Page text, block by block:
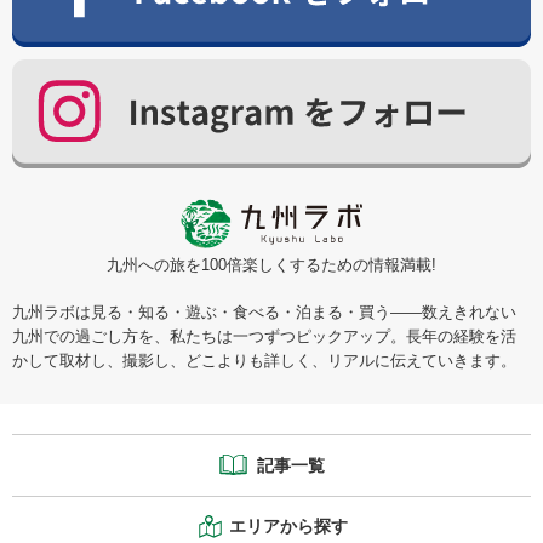
九州への旅を100倍楽しくするための情報満載!
九州ラボは見る・知る・遊ぶ・食べる・泊まる・買う――数えきれない
九州での過ごし方を、私たちは一つずつピックアップ。長年の経験を活
かして取材し、撮影し、どこよりも詳しく、リアルに伝えていきます。
記事一覧
エリアから探す